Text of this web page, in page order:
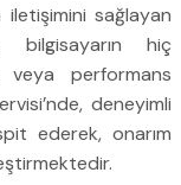
sağlayan
bilgisayarın hiç
veya performans
deneyimli
ederek, onarım